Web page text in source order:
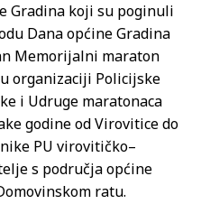
Gradina koji su poginuli
Dana općine Gradina
Memorijalni maraton
organizaciji Policijske
i Udruge maratonaca
godine od Virovitice do
PU virovitičko–
s područja općine
ratu.